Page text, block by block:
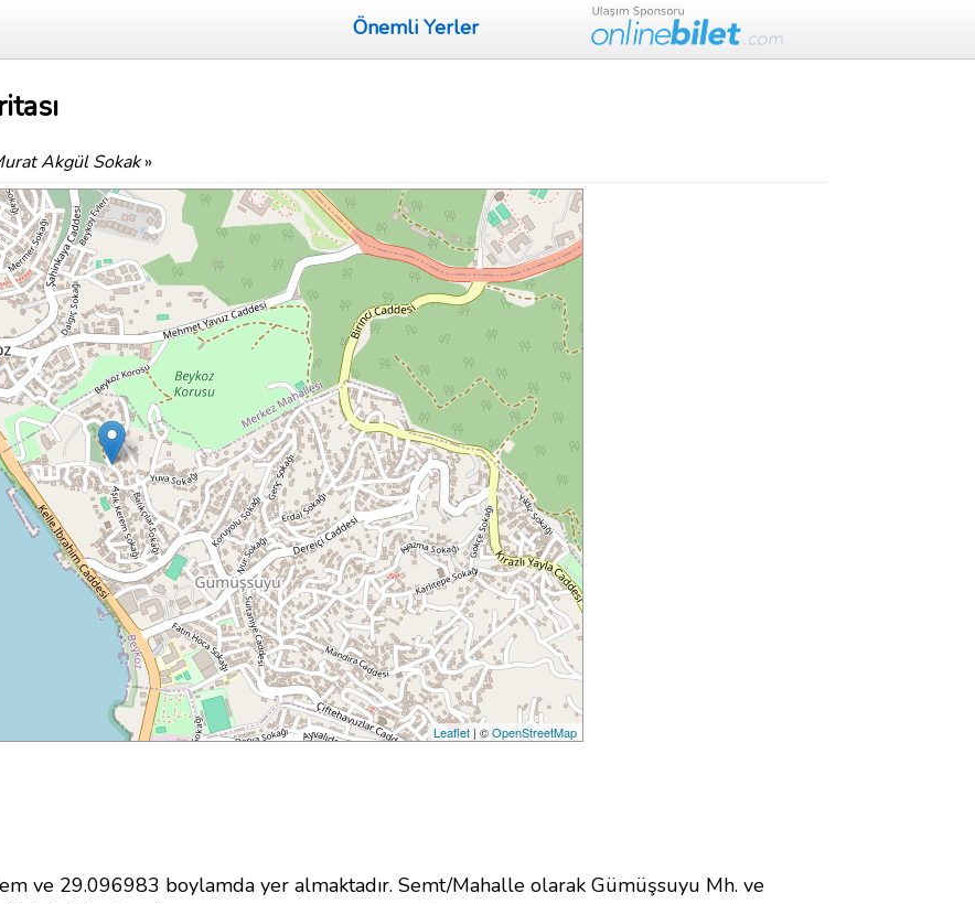
Önemli Yerler
Akgül Sokak»
Leaflet| ©OpenStreetMap
ve 29.096983 boylamda yer almaktadır. Semt/Mahalle olarak Gümüşsuyu Mh. ve